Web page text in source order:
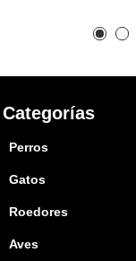
Categorías
Perros
Gatos
Roedores
Aves